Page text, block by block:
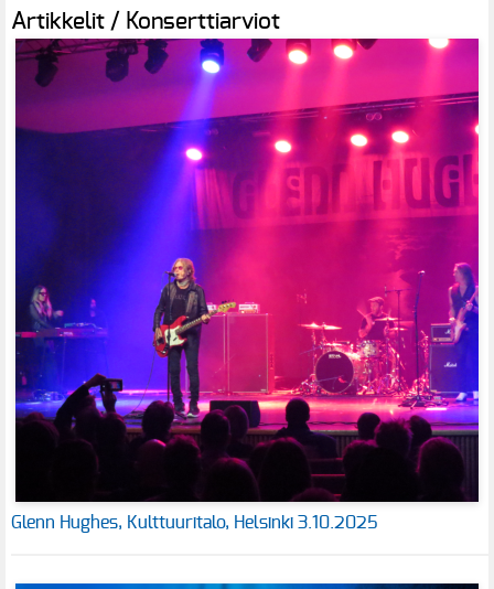
Artikkelit / Konserttiarviot
Glenn Hughes, Kulttuuritalo, Helsinki 3.10.2025